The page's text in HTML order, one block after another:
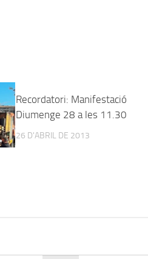
Recordatori: Manifestació
Diumenge 28 a les 11.30
26 D'ABRIL DE 2013